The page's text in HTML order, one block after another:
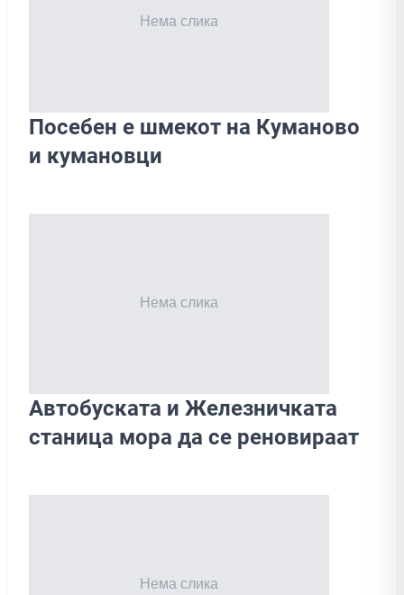
Посебен е шмекот на Куманово
и кумановци
Автобуската и Железничката
станица мора да се реновираат